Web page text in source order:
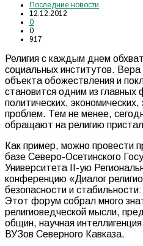
Последние новости
12.12.2012
0
0
917
Религия с каждым днем
социальных институтов. Вера
объекта обожествления и
становится одним из
политических, экономических,
проблем. Тем не менее,
обращают на религию
Как пример, можно провести
базе Северо-Осетинского
Университета II-ую
конференцию «Диалог
безопасности и
Этот форум собрал много
религиоведческой мысли,
общин, научная
ВУЗов Северного Кавказа.